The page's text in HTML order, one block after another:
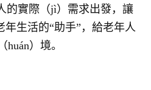
的實際（jì）需求出發，讓
生活的“助手”，給老年人
）境。